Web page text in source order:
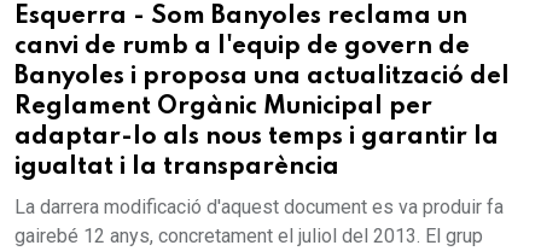
Esquerra - Som Banyoles reclama un
canvi de rumb a l'equip de govern de
Banyoles i proposa una actualització del
Reglament Orgànic Municipal per
adaptar-lo als nous temps i garantir la
igualtat i la transparència
La darrera modificació d'aquest document es va produir fa
gairebé 12 anys, concretament el juliol del 2013. El grup